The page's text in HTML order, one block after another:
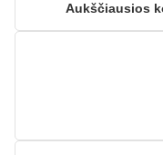
Aukščiausios